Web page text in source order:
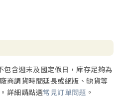
含週末及國定假日，庫存足夠為
商調貨時間延長或絕版、缺貨等
詳細請點選常見訂單問題 。